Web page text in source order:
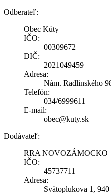
Odberateľ:
Obec Kúty
IČO:
00309672
DIČ:
2021049459
Adresa:
Nám. Radlinského
Telefón:
034/6999611
E-mail:
obec@kuty.sk
Dodávateľ:
RRA NOVOZÁMOCKO
IČO:
45737711
Adresa:
Svätoplukova 1,